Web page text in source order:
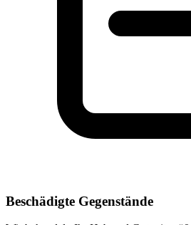
Beschädigte Gegenstände